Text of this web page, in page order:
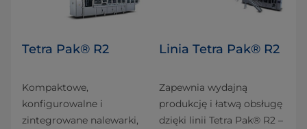
Tetra Pak® R2
Kompaktowe,
konfigurowalne i
zintegrowane nalewarki,
Linia Tetra Pak® R2
Zapewnia wydajną
produkcję i łatwą obsługę
dzięki linii Tetra Pak® R2 –